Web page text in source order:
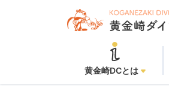
黄金崎DCとは